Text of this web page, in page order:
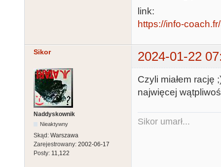
link:
https://info-
Sikor 2024-01-22
Naddyskownik
Nieaktywny
Skąd: Warszawa
Zarejestrowany: 2002-06-17
Posty: 11,122
Czyli miałem
najwięcej
Sikor umarł...